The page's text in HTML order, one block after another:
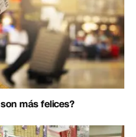
más felices?